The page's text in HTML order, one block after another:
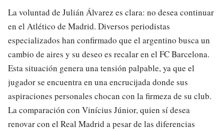
La voluntad de Julián Álvarez es clara: no desea continuar
en el Atlético de Madrid. Diversos periodistas
especializados han confirmado que el argentino busca un
cambio de aires y su deseo es recalar en el FC Barcelona.
Esta situación genera una tensión palpable, ya que el
jugador se encuentra en una encrucijada donde sus
aspiraciones personales chocan con la firmeza de su club.
La comparación con Vinícius Júnior, quien sí desea
renovar con el Real Madrid a pesar de las diferencias